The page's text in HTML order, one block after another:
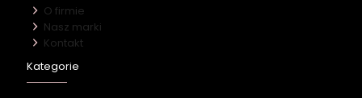
O firmie
Nasz marki
Kontakt
Kategorie